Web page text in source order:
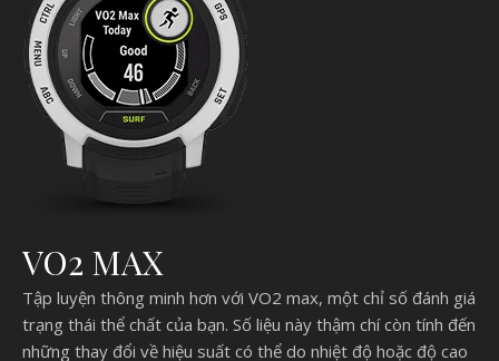
VO2 MAX
Tập luyện thông minh hơn với VO2 max, một chỉ số đánh giá
trạng thái thể chất của bạn. Số liệu này thậm chí còn tính đến
những thay đổi về hiệu suất có thể do nhiệt độ hoặc độ cao